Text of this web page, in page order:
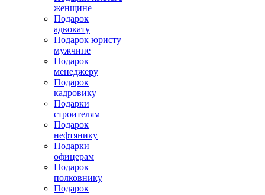
женщине
Подарок
адвокату
Подарок юристу
мужчине
Подарок
менеджеру
Подарок
кадровику
Подарки
строителям
Подарок
нефтянику
Подарки
офицерам
Подарок
полковнику
Подарок